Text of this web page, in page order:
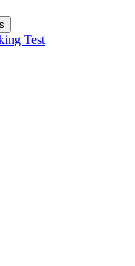
Test